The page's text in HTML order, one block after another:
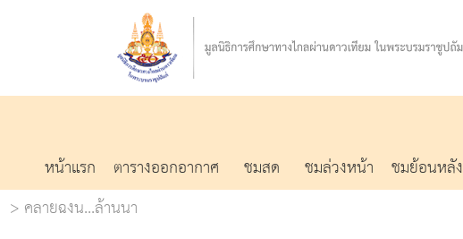
หน้าแรก ตารางออกอากาศ ชมสด ชมล่วงหน้า ชมย้อนหลัง
คลายฉงน...ล้านนา